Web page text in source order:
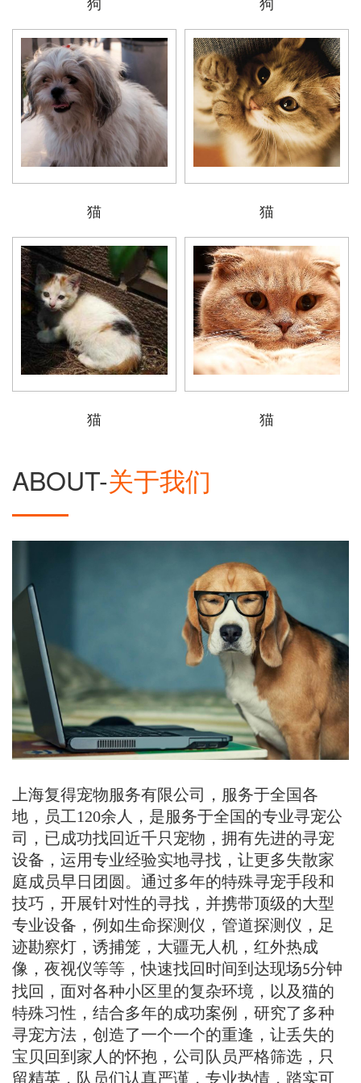
猫 猫
猫 猫
ABOUT-关于我们
上海复得宠物服务有限公司，服务于全国各
地，员工120余人，是服务于全国的专业寻宠公
司，‌‌已成功找回近千只宠物，拥有先进的寻宠
设备，运用专业经验实地寻找，让更多失散家
庭成员早日团圆。通过多年的特殊寻宠手段和
技巧，开展针对性的寻找，并携带顶级的大型
专业设备，例如生命探测仪，管道探测仪，足
迹勘察灯，诱捕笼，大疆无人机，红外热成
像，夜视仪等等，快速找回时间到达现场5分钟
找回，面对各种小区里的复杂环境，以及猫的
特殊习性，结合多年的成功案例，研究了多种
寻宠方法，创造了一个一个的重逢，让丢失的
宝贝回到家人的怀抱，公司队员严格筛选，只
留精英，队员们认真严谨，专业热情，踏实可